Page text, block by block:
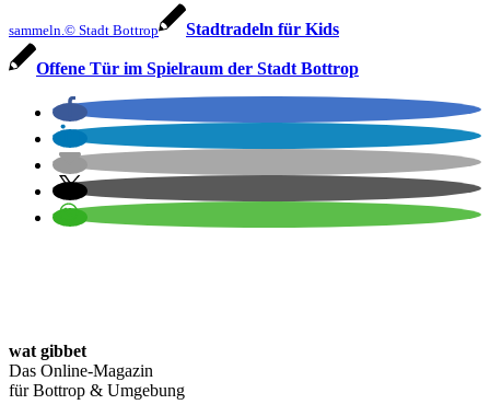
sammeln.© Stadt Bottrop Stadtradeln für Kids
Offene Tür im Spielraum der Stadt Bottrop
wat gibbet
Das Online-Magazin
für Bottrop & Umgebung